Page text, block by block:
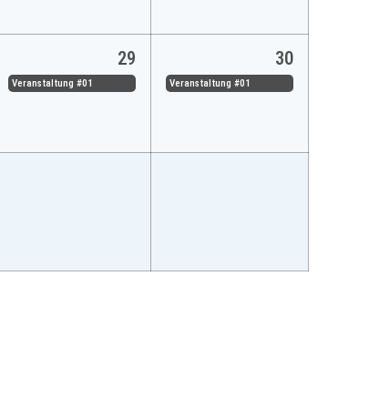
29
Veranstaltung #01
30
Veranstaltung #01